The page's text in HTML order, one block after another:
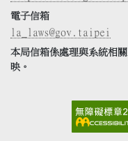
電子信箱
la_laws@gov.taipei
本局信箱係處理與系統相
映。